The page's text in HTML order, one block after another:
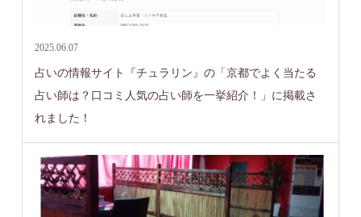
2025.06.07
占いの情報サイト『チュラリン』の「京都でよく当たる
占い師は？口コミ人気の占い師を一挙紹介！」に掲載さ
れました！